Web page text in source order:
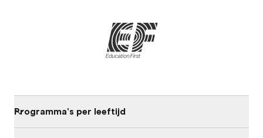
Programma's per leeftijd